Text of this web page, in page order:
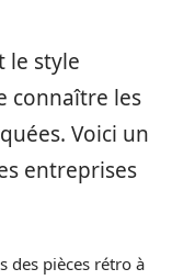
le style
connaître les
Voici un
entreprises
des pièces rétro à